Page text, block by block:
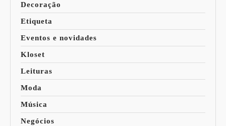
Decoração
Etiqueta
Eventos e novidades
Kloset
Leituras
Moda
Música
Negócios